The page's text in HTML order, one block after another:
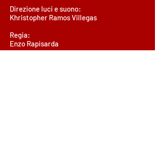
Direzione luci e suono:
Khristopher Ramos Villegas
Regia:
Enzo Rapisarda